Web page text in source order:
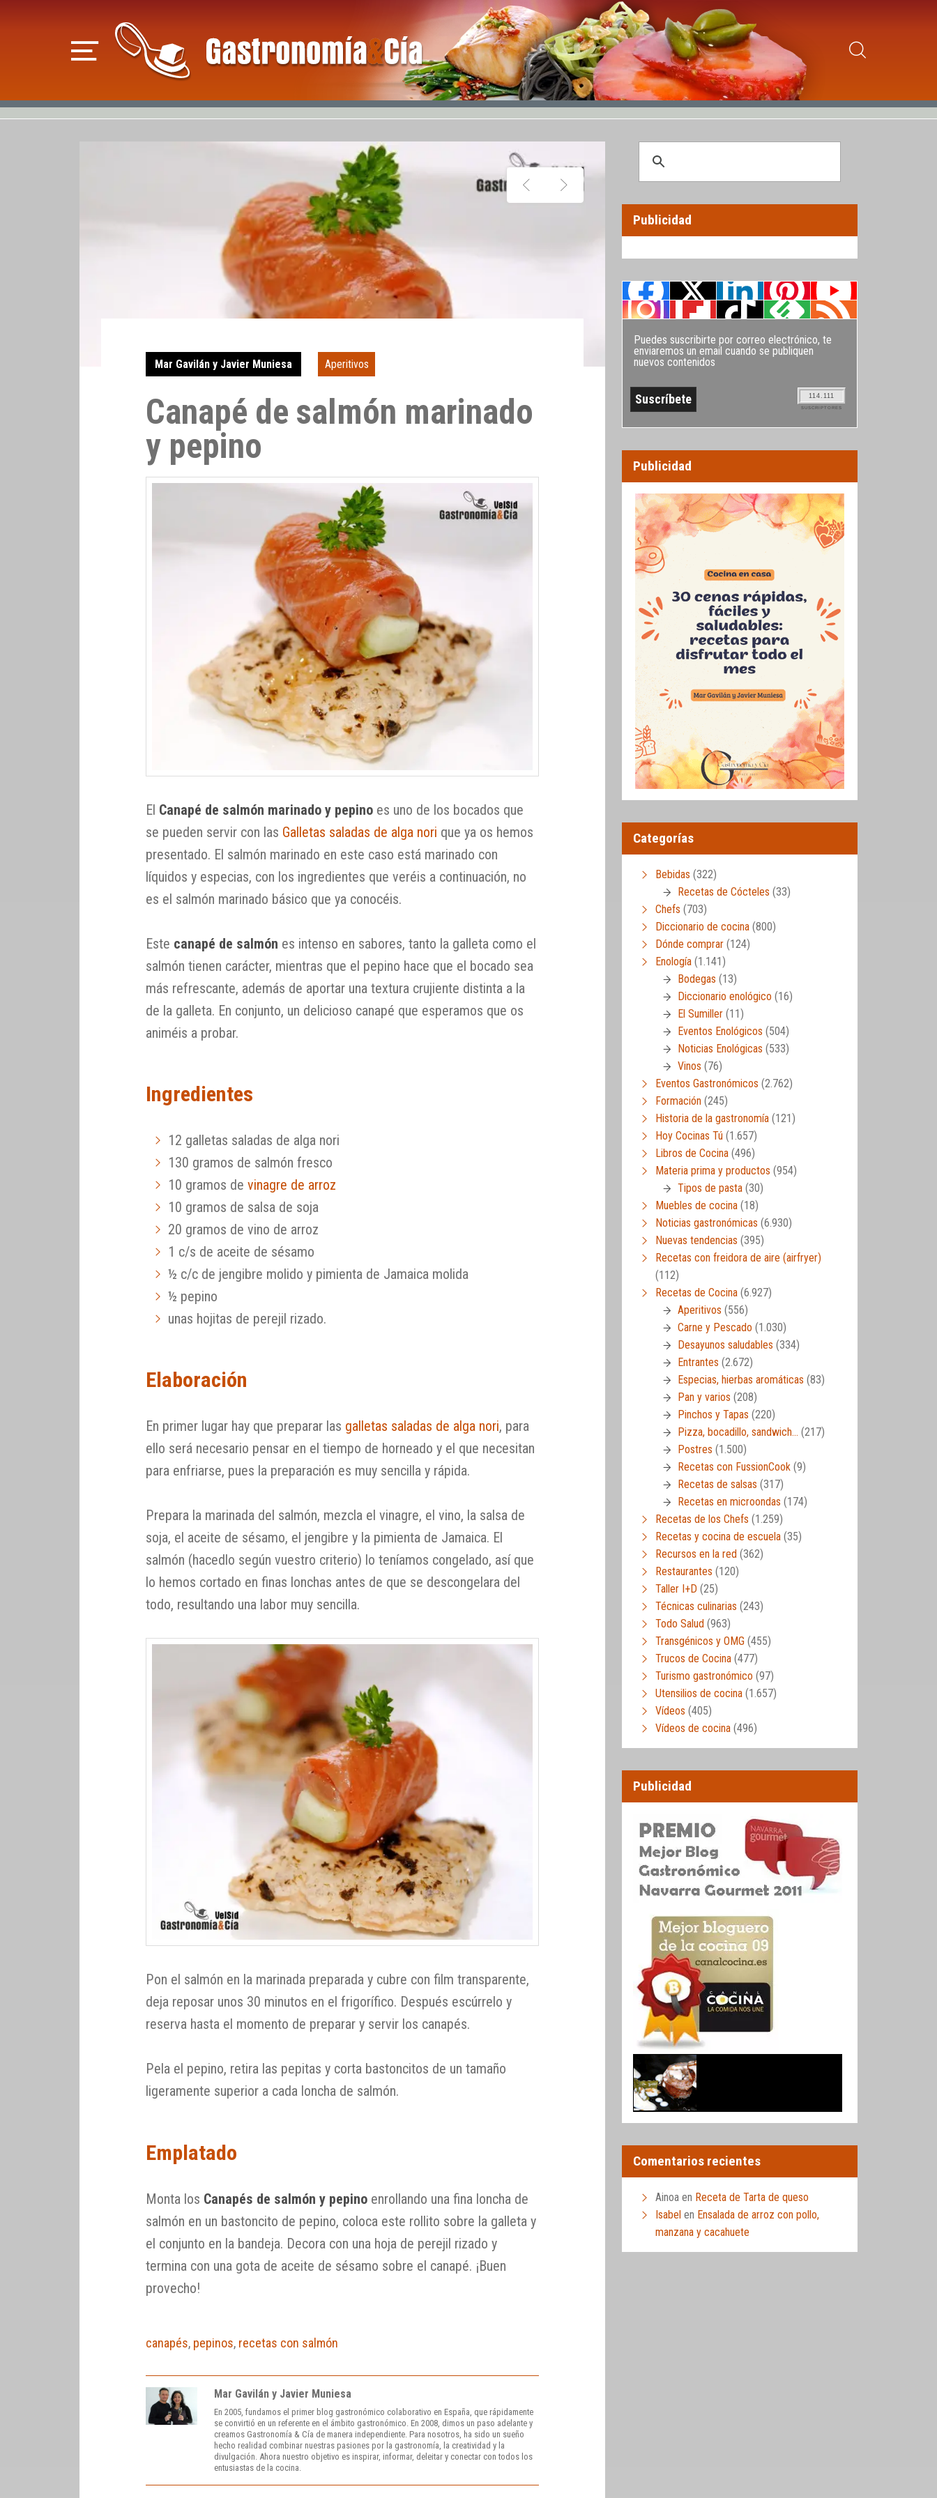
Mar Gavilán y Javier Muniesa Aperitivos
Canapé de salmón marinado
y pepino
El Canapé de salmón marinado y pepino es uno de los bocados que
se pueden servir con las Galletas saladas de alga nori que ya os hemos
presentado. El salmón marinado en este caso está marinado con
líquidos y especias, con los ingredientes que veréis a continuación, no
es el salmón marinado básico que ya conocéis.
Este canapé de salmón es intenso en sabores, tanto la galleta como el
salmón tienen carácter, mientras que el pepino hace que el bocado sea
más refrescante, además de aportar una textura crujiente distinta a la
de la galleta. En conjunto, un delicioso canapé que esperamos que os
animéis a probar.
Ingredientes
12 galletas saladas de alga nori
130 gramos de salmón fresco
10 gramos devinagre de arroz
10 gramos de salsa de soja
20 gramos de vino de arroz
1 c/s de aceite de sésamo
½ c/c de jengibre molido y pimienta de Jamaica molida
½ pepino
unas hojitas de perejil rizado.
Elaboración
En primer lugar hay que preparar las galletas saladas de alga nori, para
ello será necesario pensar en el tiempo de horneado y el que necesitan
para enfriarse, pues la preparación es muy sencilla y rápida.
Prepara la marinada del salmón, mezcla el vinagre, el vino, la salsa de
soja, el aceite de sésamo, el jengibre y la pimienta de Jamaica. El
salmón (hacedlo según vuestro criterio) lo teníamos congelado, así que
lo hemos cortado en finas lonchas antes de que se descongelara del
todo, resultando una labor muy sencilla.
Pon el salmón en la marinada preparada y cubre con film transparente,
deja reposar unos 30 minutos en el frigorífico. Después escúrrelo y
reserva hasta el momento de preparar y servir los canapés.
Pela el pepino, retira las pepitas y corta bastoncitos de un tamaño
ligeramente superior a cada loncha de salmón.
Emplatado
Monta los Canapés de salmón y pepino enrollando una fina loncha de
salmón en un bastoncito de pepino, coloca este rollito sobre la galleta y
el conjunto en la bandeja. Decora con una hoja de perejil rizado y
termina con una gota de aceite de sésamo sobre el canapé. ¡Buen
provecho!
canapés, pepinos, recetas con salmón
Mar Gavilán y Javier Muniesa
En 2005, fundamos el primer blog gastronómico colaborativo en España, que rápidamente
se convirtió en un referente en el ámbito gastronómico. En 2008, dimos un paso adelante y
creamos Gastronomía & Cía de manera independiente. Para nosotros, ha sido un sueño
hecho realidad combinar nuestras pasiones por la gastronomía, la creatividad y la
divulgación. Ahora nuestro objetivo es inspirar, informar, deleitar y conectar con todos los
entusiastas de la cocina.
Publicidad
Puedes suscribirte por correo electrónico, te
enviaremos un email cuando se publiquen
nuevos contenidos
114.111
SUSCRIPTORES
Publicidad
Categorías
Bebidas (322)
Recetas de Cócteles (33)
Chefs (703)
Diccionario de cocina (800)
Dónde comprar (124)
Enología (1.141)
Bodegas (13)
Diccionario enológico (16)
El Sumiller (11)
Eventos Enológicos (504)
Noticias Enológicas (533)
Vinos (76)
Eventos Gastronómicos (2.762)
Formación (245)
Historia de la gastronomía (121)
Hoy Cocinas Tú (1.657)
Libros de Cocina (496)
Materia prima y productos (954)
Tipos de pasta (30)
Muebles de cocina (18)
Noticias gastronómicas (6.930)
Nuevas tendencias (395)
Recetas con freidora de aire (airfryer)
(112)
Recetas de Cocina (6.927)
Aperitivos (556)
Carne y Pescado (1.030)
Desayunos saludables (334)
Entrantes (2.672)
Especias, hierbas aromáticas (83)
Pan y varios (208)
Pinchos y Tapas (220)
Pizza, bocadillo, sandwich… (217)
Postres (1.500)
Recetas con FussionCook (9)
Recetas de salsas (317)
Recetas en microondas (174)
Recetas de los Chefs (1.259)
Recetas y cocina de escuela (35)
Recursos en la red (362)
Restaurantes (120)
Taller I+D (25)
Técnicas culinarias (243)
Todo Salud (963)
Transgénicos y OMG (455)
Trucos de Cocina (477)
Turismo gastronómico (97)
Utensilios de cocina (1.657)
Vídeos (405)
Vídeos de cocina (496)
Publicidad
Comentarios recientes
Ainoa en Receta de Tarta de queso
Isabel en Ensalada de arroz con pollo,
manzana y cacahuete